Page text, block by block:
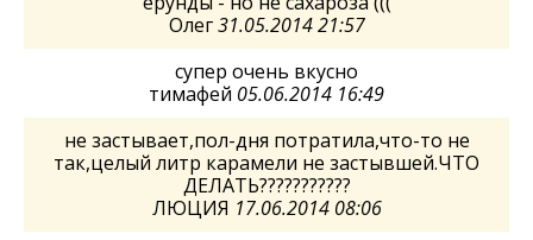
Олег31.05.2014 21:57
супер очень вкусно
тимафей 05.06.2014 16:49
не застывает,пол-дня потратила,что-то не
так,целый литр карамели не застывшей.ЧТО
ДЕЛАТЬ???????????
ЛЮЦИЯ 17.06.2014 08:06